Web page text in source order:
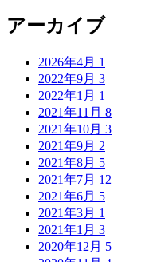
アーカイブ
2026年4月 1
2022年9月 3
2022年1月 1
2021年11月 8
2021年10月 3
2021年9月 2
2021年8月 5
2021年7月 12
2021年6月 5
2021年3月 1
2021年1月 3
2020年12月 5